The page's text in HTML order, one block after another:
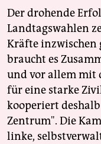
Der drohende
Landtagswahlen
Kräfte inzwischen
braucht es
und vor allem mit
für eine starke
kooperiert
Zentrum". Die
linke,